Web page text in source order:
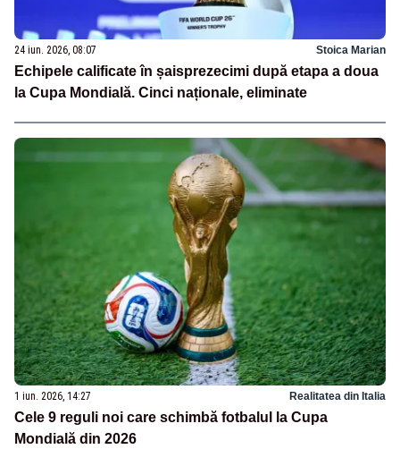
24 iun. 2026, 08:07 Stoica Marian
Echipele calificate în șaisprezecimi după etapa a doua
la Cupa Mondială. Cinci naționale, eliminate
1 iun. 2026, 14:27 Realitatea din Italia
Cele 9 reguli noi care schimbă fotbalul la Cupa
Mondială din 2026